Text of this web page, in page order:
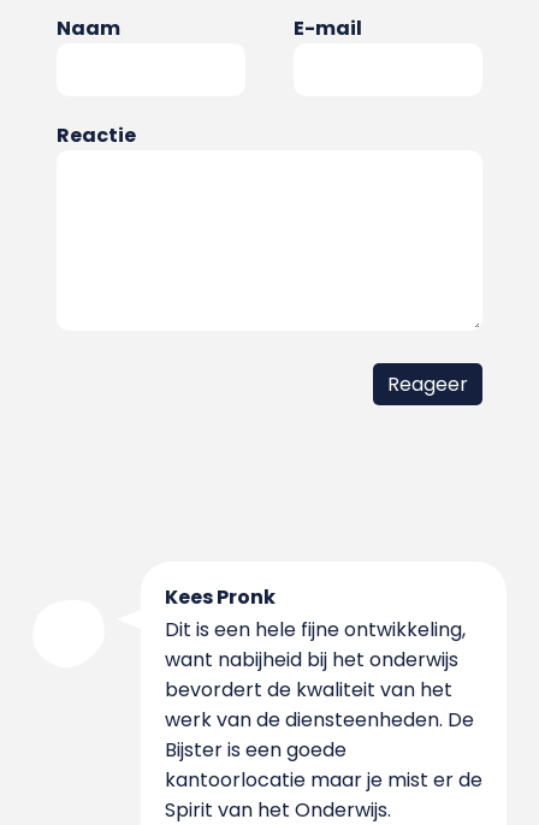
Naam E-mail
Reactie
Kees Pronk
Dit is een hele fijne ontwikkeling,
want nabijheid bij het onderwijs
bevordert de kwaliteit van het
werk van de diensteenheden. De
Bijster is een goede
kantoorlocatie maar je mist er de
Spirit van het Onderwijs.